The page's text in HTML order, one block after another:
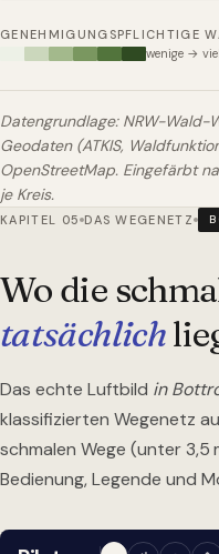
GENEHMIGUNGSPFLICHTIGE
wenige →
Datengrundlage: NRW-Wald-
Geodaten (ATKIS,
OpenStreetMap. Eingefärbt
je Kreis.
KAPITEL 05 DAS WEGENETZ
Wo die
tatsächlich
Das echte Luftbild in
klassifizierten Wegenetz
schmalen Wege (unter
Bedienung, Legende und